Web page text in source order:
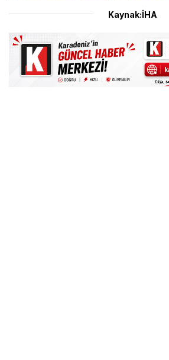
Kaynak:İHA